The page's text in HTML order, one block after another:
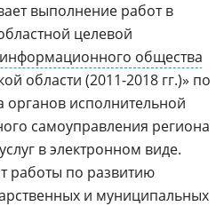
выполнение работ в
целевой
информационного общества
области (2011-2018 гг.)» по
исполнительной
самоуправления региона
в электронном виде.
работы по развитию
и муниципальных